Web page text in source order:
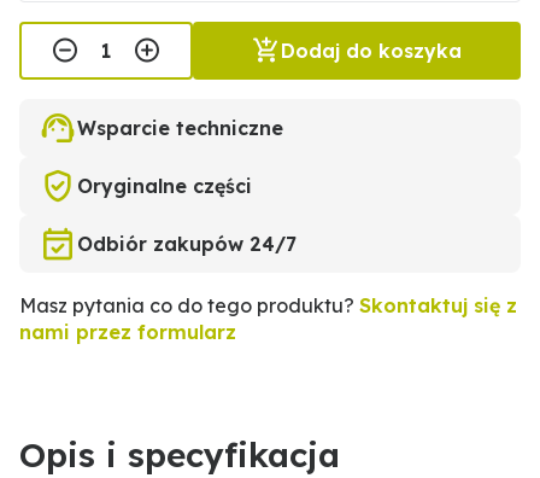
Dodaj do koszyka
Wsparcie techniczne
Oryginalne części
Odbiór zakupów 24/7
Masz pytania co do tego produktu? Skontaktuj się z
nami przez formularz
Opis i specyfikacja